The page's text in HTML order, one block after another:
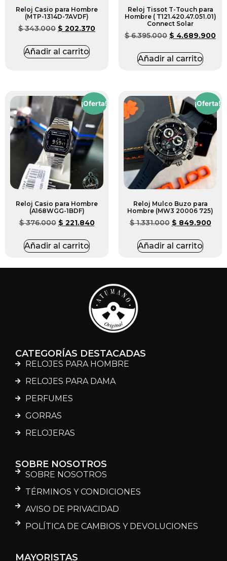
Reloj Casio para Hombre
(MTP-1314D-7AVDF)
$343.000 $ 202.370
Añadir al carrito
Reloj Tissot T-Touch para
Hombre ( T121.420.47.051.01)
Connect Solar
$6.395.000 $ 4.689.900
Añadir al carrito
¡Oferta!
Reloj Casio para Hombre
(A168WGG-1BDF)
$376.000 $ 221.840
Añadir al carrito
¡Oferta!
Reloj Mulco Buzo para
Hombre (MW3 20006 725)
$1.331.000 $ 849.900
Añadir al carrito
CATEGORÍAS DESTACADAS
RELOJES PARA HOMBRE
RELOJES PARA DAMA
PERFUMES
GORRAS
RELOJERAS
SOBRE NOSOTROS
SOBRE NOSOTROS
TÉRMINOS Y CONDICIONES
AVISO DE PRIVACIDAD
POLÍTICA DE CAMBIOS Y DEVOLUCIONES
MAYORISTAS